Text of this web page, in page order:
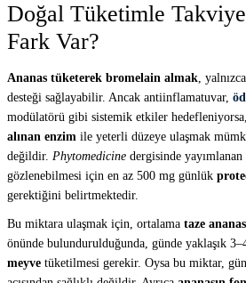
Doğal Tüketimle
Fark Var?
Ananas tüketerek bromelain almak ,
desteği sağlayabilir. Ancak antiinflamatuvar,
modülatörü gibi sistemik etkiler
alınan enzim ile yeterli düzeye ulaşmak
değildir. Phytomedicine dergisinde
gözlenebilmesi için en az 500 mg günlük
gerektiğini belirtmektedir.
Bu miktara ulaşmak için, ortalama taze
önünde bulundurulduğunda, günde yaklaşık
meyve tüketilmesi gerekir. Oysa bu miktar,